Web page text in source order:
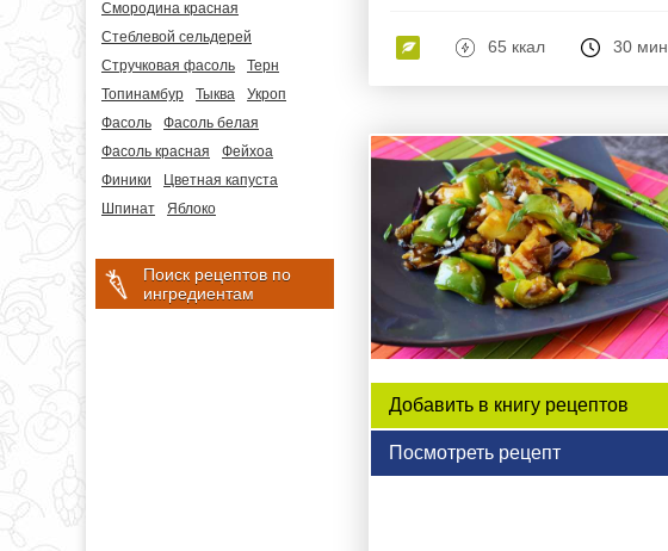
Смородина красная
Стеблевой сельдерей
Стручковая фасоль
Терн
Топинамбур
Тыква
Укроп
Фасоль
Фасоль белая
Фасоль красная
Фейхоа
Финики
Цветная капуста
Шпинат
Яблоко
Поиск рецептов по
ингредиентам
65 ккал 30 мин
Добавить в книгу рецептов
Посмотреть рецепт